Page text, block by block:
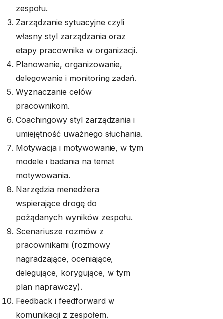
zespołu.
Zarządzanie sytuacyjne czyli
własny styl zarządzania oraz
etapy pracownika w organizacji.
Planowanie, organizowanie,
delegowanie i monitoring zadań.
Wyznaczanie celów
pracownikom.
Coachingowy styl zarządzania i
umiejętność uważnego słuchania.
Motywacja i motywowanie, w tym
modele i badania na temat
motywowania.
Narzędzia menedżera
wspierające drogę do
pożądanych wyników zespołu.
Scenariusze rozmów z
pracownikami (rozmowy
nagradzające, oceniające,
delegujące, korygujące, w tym
plan naprawczy).
Feedback i feedforward w
komunikacji z zespołem.